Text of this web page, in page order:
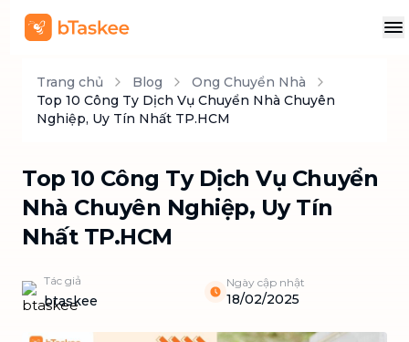
Trang chủ Blog
Ong Chuyển Nhà
Top 10 Công Ty Dịch Vụ Chuyển Nhà Chuyên
Nghiệp, Uy Tín Nhất TP.HCM
Top 10 Công Ty Dịch Vụ Chuyển
Nhà Chuyên Nghiệp, Uy Tín
Nhất TP.HCM
Tác giả
btaskee
Ngày cập nhật
18/02/2025